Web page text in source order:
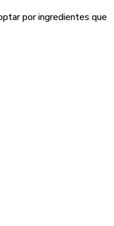
por ingredientes que